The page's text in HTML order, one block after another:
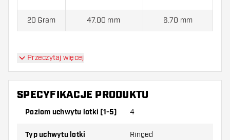
20 Gram 47.00 mm 6.70 mm
Lotki Soft Harrows Ryan Searle 90% jest
dostarczony z:3 Lotki, 3 Piórki i 3 Shafty.
Przeczytaj więcej
SPECYFIKACJE PRODUKTU
Poziom uchwytu lotki (1-5) 4
Typ uchwytu lotki Ringed